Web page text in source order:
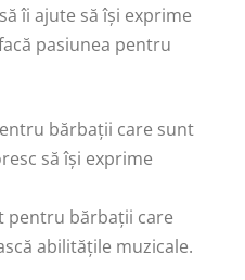
îi ajute să își exprime
pasiunea pentru
bărbații care sunt
să își exprime
pentru bărbații care
abilitățile muzicale.